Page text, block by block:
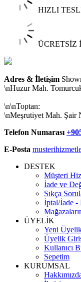
HIZLI
ÜCRETSİZ
Adres & İletişim
\nHuzur Mah.
\n\nToptan:
\nMeşrutiyet Mah. Şair
Telefon Numarası
E-Posta
DESTEK
Müşteri
İade ve
Sıkça
İptal/İade -
ÜYELİK
Yeni
Üyelik
Kullanıcı
Sepetim
KURUMSAL